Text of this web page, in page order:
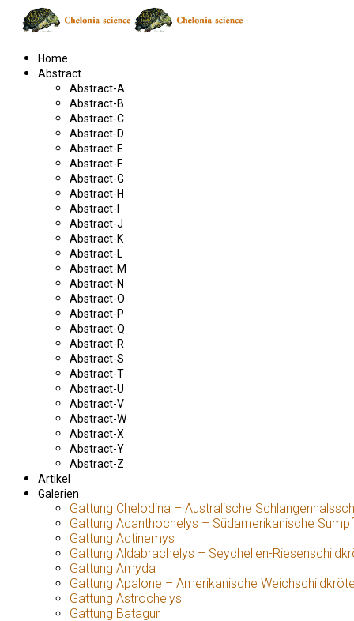
Home
Abstract
Abstract-A
Abstract-B
Abstract-C
Abstract-D
Abstract-E
Abstract-F
Abstract-G
Abstract-H
Abstract-I
Abstract-J
Abstract-K
Abstract-L
Abstract-M
Abstract-N
Abstract-O
Abstract-P
Abstract-Q
Abstract-R
Abstract-S
Abstract-T
Abstract-U
Abstract-V
Abstract-W
Abstract-X
Abstract-Y
Abstract-Z
Artikel
Galerien
Gattung Chelodina – Australische
Gattung Acanthochelys – Südamerikanische
Gattung Actinemys
Gattung Aldabrachelys – Seychellen-
Gattung Amyda
Gattung Apalone – Amerikanische
Gattung Astrochelys
Gattung Batagur